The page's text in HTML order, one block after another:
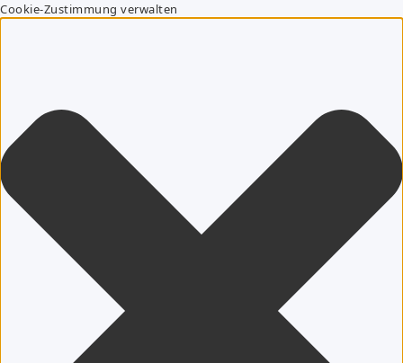
Cookie-Zustimmung verwalten